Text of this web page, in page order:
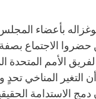
بأعضاء
حضروا الاجتماع
الأمم المتحدة
التغير المناخي
دمج الاستدامة